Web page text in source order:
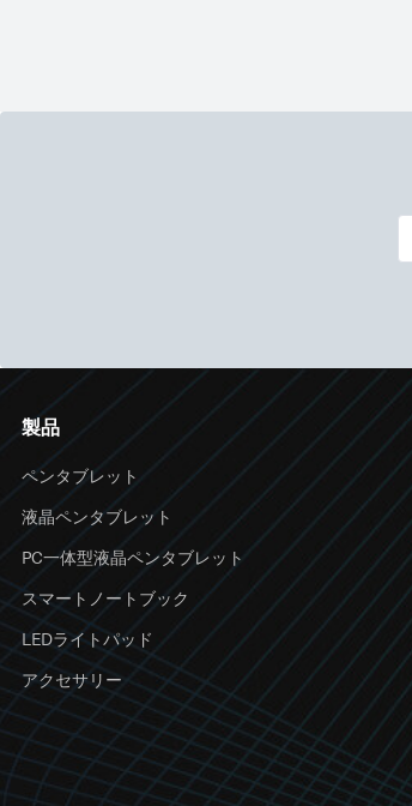
製品
ペンタブレット
液晶ペンタブレット
PC一体型液晶ペンタブレット
スマートノートブック
LEDライトパッド
アクセサリー